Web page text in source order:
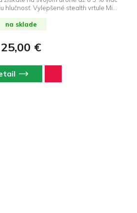
hlučnosť. Vylepšené stealth vrtule Mini
odolnosť a viditeľnosť spolu s
vlastnosťami. DroneRepublic.sk je
Slovensku.
na sklade
25,00 €